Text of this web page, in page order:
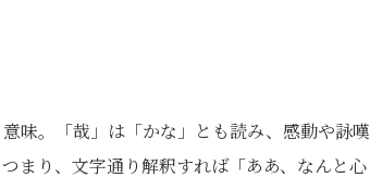
味。「哉」は「かな」とも読み、感動や詠嘆
まり、文字通り解釈すれば「ああ、なんと心